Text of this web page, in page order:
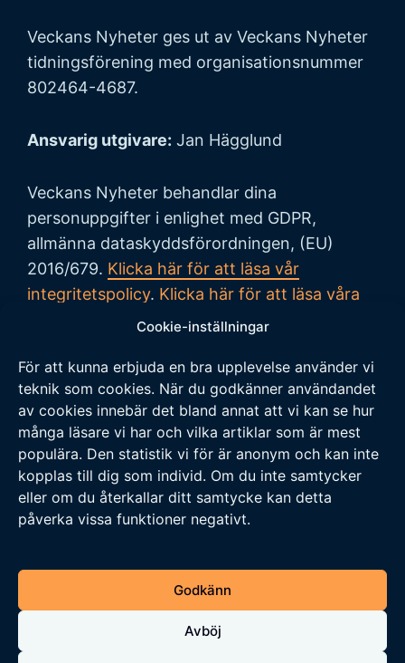
Cookie-inställningar
För att kunna erbjuda en bra upplevelse använder vi
teknik som cookies. När du godkänner användandet
av cookies innebär det bland annat att vi kan se hur
många läsare vi har och vilka artiklar som är mest
populära. Den statistik vi för är anonym och kan inte
kopplas till dig som individ. Om du inte samtycker
eller om du återkallar ditt samtycke kan detta
påverka vissa funktioner negativt.
Godkänn
Avböj
Veckans Nyheter ges ut av Veckans Nyheter
tidningsförening med organisationsnummer
802464-4687.
Ansvarig utgivare: Jan Hägglund
Veckans Nyheter behandlar dina
personuppgifter i enlighet med GDPR,
allmänna dataskyddsförordningen, (EU)
2016/679. Klicka här för att läsa vår
integritetspolicy. Klicka här för att läsa våra
allmänna villkor vid köp.
Tipsa oss
Vi tar tacksamt emot tips på nyheter och
händelser som vi borde skriva om. Skicka ditt
tips till följande adress:
tipsa@veckansnyheter.se
https://umebladet.se
https://arbetarpartiet.se